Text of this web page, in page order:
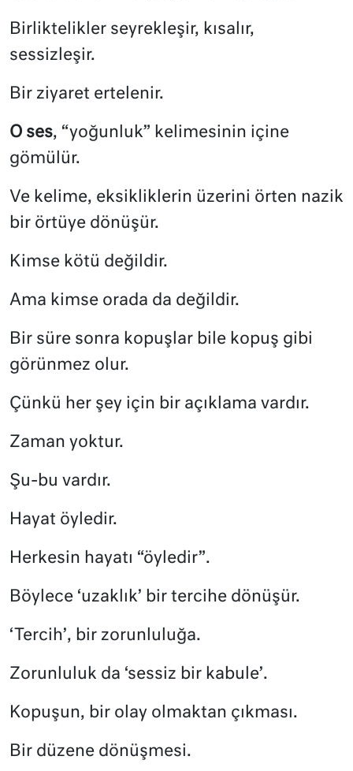
Birliktelikler seyrekleşir, kısalır,
sessizleşir.
Bir ziyaret ertelenir.
O ses, “yoğunluk” kelimesinin içine
gömülür.
Ve kelime, eksikliklerin üzerini örten nazik
bir örtüye dönüşür.
Kimse kötü değildir.
Ama kimse orada da değildir.
Bir süre sonra kopuşlar bile kopuş gibi
görünmez olur.
Çünkü her şey için bir açıklama vardır.
Zaman yoktur.
Şu-bu vardır.
Hayat öyledir.
Herkesin hayatı “öyledir”.
Böylece ‘uzaklık’ bir tercihe dönüşür.
‘Tercih’, bir zorunluluğa.
Zorunluluk da ‘sessiz bir kabule’.
Kopuşun, bir olay olmaktan çıkması.
Bir düzene dönüşmesi.